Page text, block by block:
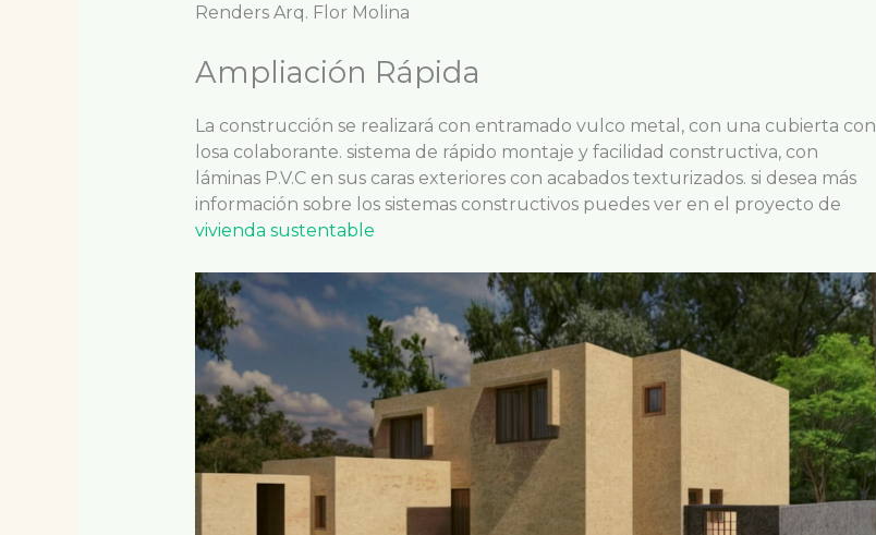
Renders Arq. Flor Molina
Ampliación Rápida
La construcción se realizará con entramado vulco metal, con una cubierta con
losa colaborante. sistema de rápido montaje y facilidad constructiva, con
láminas P.V.C en sus caras exteriores con acabados texturizados. si desea más
información sobre los sistemas constructivos puedes ver en el proyecto de
vivienda sustentable